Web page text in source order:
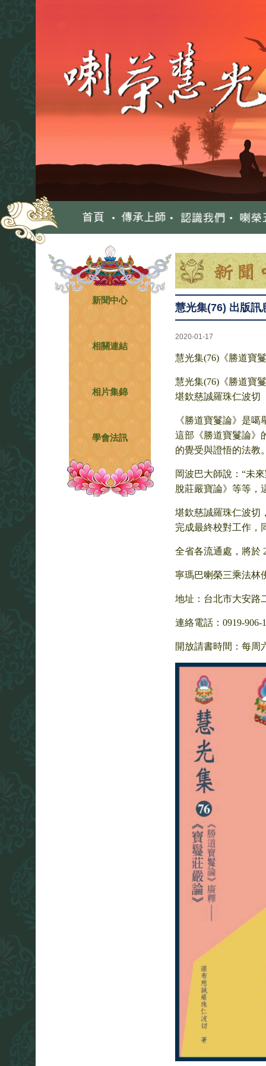
新聞中心
相關連結
相片集錦
學會法訊
慧光集(76) 出版訊
2020-01-17
慧光集(76)《勝道寶
慧光集(76)《勝道寶
堪欽慈誠羅珠仁波
《勝道寶鬘論》是
這部《勝道寶鬘論》
的覺受與證悟的法教
岡波巴大師說：“未
脫莊嚴寶論》等等，
堪欽慈誠羅珠仁波切
完成最終校對工作，
全省各流通處，將於
寧瑪巴喇榮三乘法林
地址：台北市大安路
連絡電話：0919-906-
開放請書時間：每周